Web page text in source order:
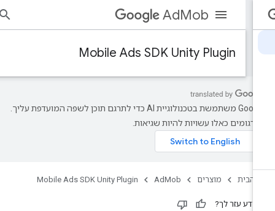
AdMob
Mobile Ads SDK Unity Plugin
‫Google משתמשת בטכנולוגיית AI כדי לתרגם תוכן לשפה המועדפת עליך.
כאלו עשויות להיות שגיאות.
הבית מוצרים AdMob
Mobile Ads SDK Unity Plugin
עזר לך?